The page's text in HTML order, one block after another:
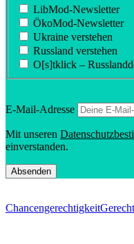
LibMod-Newsletter
ÖkoMod-Newsletter
Ukraine verstehen
Russland verstehen
O[s]tklick –
E‑Mail-Adresse
Mit unseren
einverstanden.
Chancengerechtigkeit